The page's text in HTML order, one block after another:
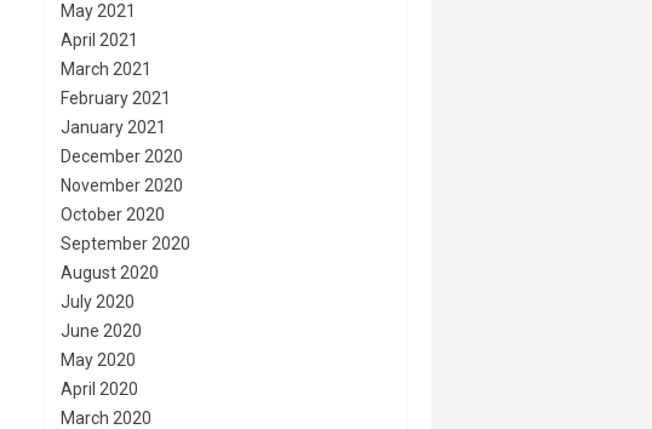
May 2021
April 2021
March 2021
February 2021
January 2021
December 2020
November 2020
October 2020
September 2020
August 2020
July 2020
June 2020
May 2020
April 2020
March 2020